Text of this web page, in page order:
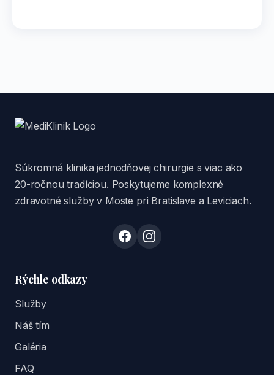
Súkromná klinika jednodňovej chirurgie s viac ako
20-ročnou tradíciou. Poskytujeme komplexné
zdravotné služby v Moste pri Bratislave a Leviciach.
Rýchle odkazy
Služby
Náš tím
Galéria
FAQ